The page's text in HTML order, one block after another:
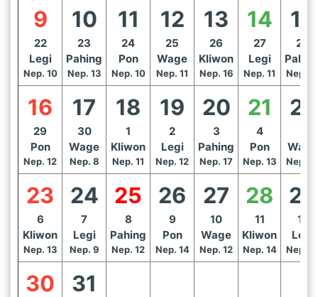
9
22
Legi
Nep. 10
10
23
Pahing
Nep. 13
11
24
Pon
Nep. 10
12
25
Wage
Nep. 11
13
26
Kliwon
Nep. 16
14
27
Legi
Nep. 11
15
28
Nep.
16
29
Pon
Nep. 12
17
30
Wage
Nep. 8
18
1
Kliwon
Nep. 11
19
2
Legi
Nep. 12
20
3
Pahing
Nep. 17
21
4
Pon
Nep. 13
22
Wage
Nep.
23
6
Kliwon
Nep. 13
24
7
Legi
Nep. 9
25
8
Pahing
Nep. 12
26
9
Pon
Nep. 14
27
10
Wage
Nep. 12
28
11
Kliwon
Nep. 14
29
12
Legi
Nep.
30 31